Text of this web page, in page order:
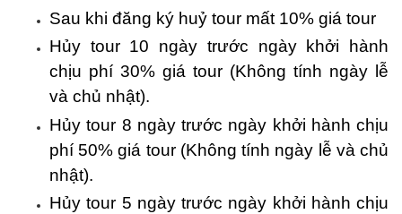
Sau khi đăng ký huỷ tour mất 10% giá tour
Hủy tour 10 ngày trước ngày khởi hành
chịu phí 30% giá tour (Không tính ngày lễ
và chủ nhật).
Hủy tour 8 ngày trước ngày khởi hành chịu
phí 50% giá tour (Không tính ngày lễ và chủ
nhật).
Hủy tour 5 ngày trước ngày khởi hành chịu